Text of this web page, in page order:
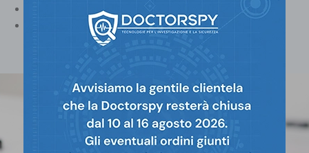
Cimici ad attivazione ritardata
Software spy phone